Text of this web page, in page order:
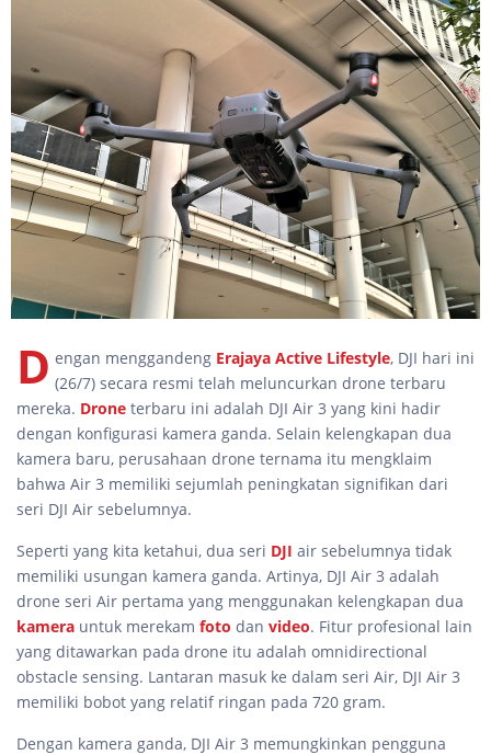
D engan menggandeng Erajaya Active Lifestyle, DJI hari ini
(26/7) secara resmi telah meluncurkan drone terbaru
mereka. Drone terbaru ini adalah DJI Air 3 yang kini hadir
dengan konfigurasi kamera ganda. Selain kelengkapan dua
kamera baru, perusahaan drone ternama itu mengklaim
bahwa Air 3 memiliki sejumlah peningkatan signifikan dari
seri DJI Air sebelumnya.
Seperti yang kita ketahui, dua seri DJI air sebelumnya tidak
memiliki usungan kamera ganda. Artinya, DJI Air 3 adalah
drone seri Air pertama yang menggunakan kelengkapan dua
kamera untuk merekam foto dan video. Fitur profesional lain
yang ditawarkan pada drone itu adalah omnidirectional
obstacle sensing. Lantaran masuk ke dalam seri Air, DJI Air 3
memiliki bobot yang relatif ringan pada 720 gram.
Dengan kamera ganda, DJI Air 3 memungkinkan pengguna